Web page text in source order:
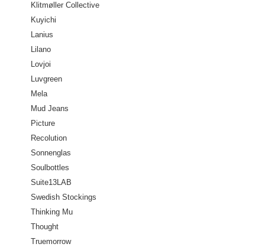
Klitmøller Collective
Kuyichi
Lanius
Lilano
Lovjoi
Luvgreen
Mela
Mud Jeans
Picture
Recolution
Sonnenglas
Soulbottles
Suite13LAB
Swedish Stockings
Thinking Mu
Thought
Truemorrow